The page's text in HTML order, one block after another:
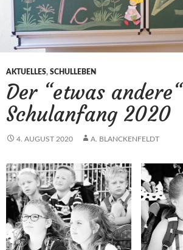
AKTUELLES, SCHULLEBEN
Der “etwas andere“
Schulanfang 2020
4. AUGUST 2020 A. BLANCKENFELDT